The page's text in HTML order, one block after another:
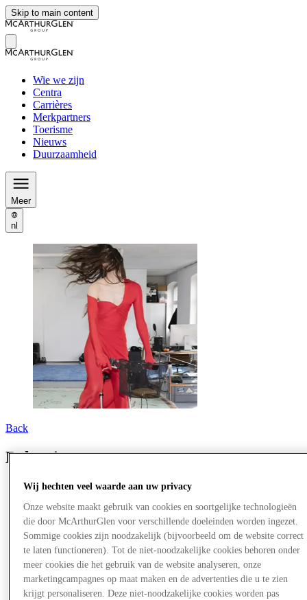
Skip to main content
Wie we zijn
Centra
Carrières
Merkpartners
Toerisme
Nieuws
Duurzaamheid
Meer
nl
Back
Balenciaga
Wij hechten veel waarde aan uw privacy
Onze website maakt gebruik van cookies en soortgelijke technologieën
die door McArthurGlen voor verschillende doeleinden worden ingezet.
Sommige cookies zijn noodzakelijk (bijvoorbeeld om de website correct
te laten functioneren). Tot de niet-noodzakelijke cookies behoren onder
meer cookies die het gebruik van de website analyseren, onze
marketingcampagnes op maat maken en de advertenties die u te zien
krijgt personaliseren. Deze niet-noodzakelijke cookies worden pas